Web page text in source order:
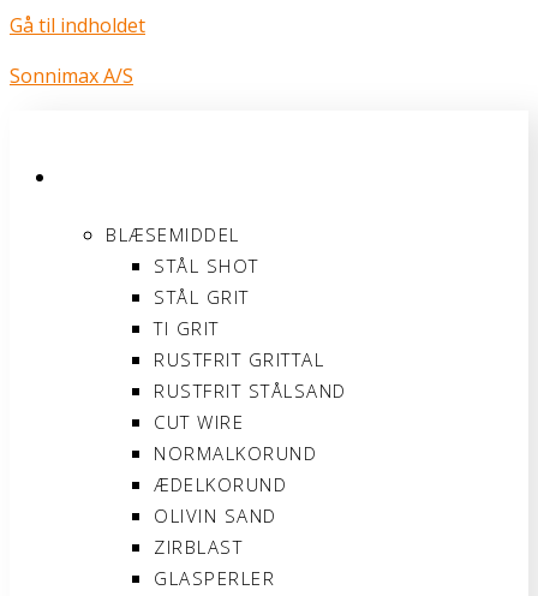
Gå til indholdet
Sonnimax A/S
BLÆSEMIDDEL
STÅL SHOT
STÅL GRIT
TI GRIT
RUSTFRIT GRITTAL
RUSTFRIT STÅLSAND
CUT WIRE
NORMALKORUND
ÆDELKORUND
OLIVIN SAND
ZIRBLAST
GLASPERLER